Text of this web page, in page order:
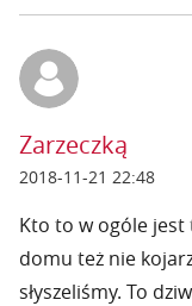
Zarzeczką
2018-11-21 22:48
Kto to w ogóle jest
domu też nie
słyszeliśmy. To